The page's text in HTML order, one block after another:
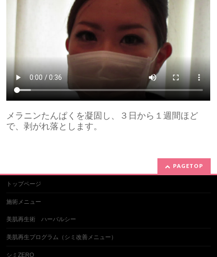
メラニンたんぱくを凝固し、３日から１週間ほど
で、剥がれ落とします。
PAGETOP
トップページ
施術メニュー
美肌再生術 ハーバルシー
美肌再生プログラム（シミ改善メニュー）
シミZERO